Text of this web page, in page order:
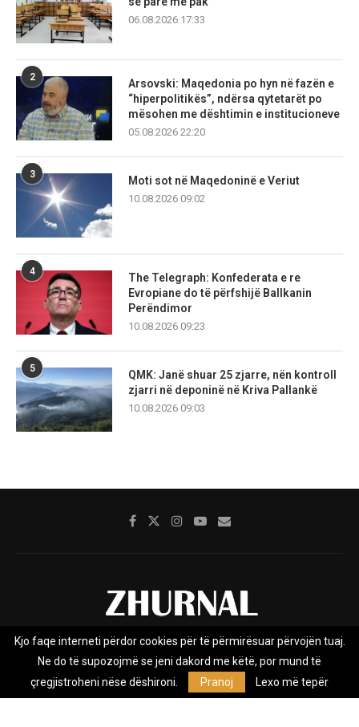
06.08.2026 17:33
2
Arsovski: Maqedonia po hyn në fazën e
“hiperpolitikës”, ndërsa qytetarët po
mësohen me dështimin e institucioneve
05.08.2026 22:20
3
Moti sot në Maqedoninë e Veriut
10.08.2026 09:02
4
The Telegraph: Konfederata e re
Evropiane do të përfshijë Ballkanin
Perëndimor
10.08.2026 09:23
5
QMK: Janë shuar 25 zjarre, nën kontroll
zjarri në deponinë në Kriva Pallankë
10.08.2026 09:03
Rreth nesh Impresumi Marketing
Privacy Policy
Zhurnal.mk është Agjenci e Lajmeve e pavarur, e themeluar në vitin
Kjo faqe interneti përdor cookies për të përmirësuar përvojën tuaj.
Ne do të supozojmë se jeni dakord me këtë, por mund të
çregjistroheni nëse dëshironi.
Pranoj Lexo më tepër